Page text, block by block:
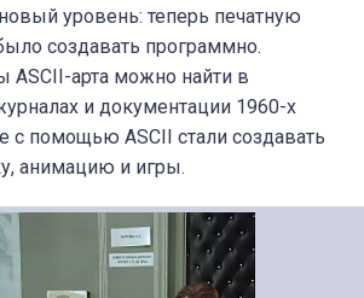
уровень: теперь печатную
создавать программно.
арта можно найти в
и документации 1960-х
с помощью ASCII стали создавать
анимацию и игры.